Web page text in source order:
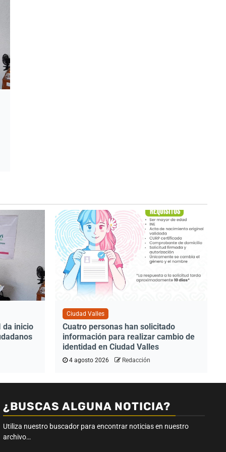
da inicio
Ciudad Valles
Cuatro personas han solicitado
información para realizar cambio de
identidad en Ciudad Valles
4 agosto 2026 Redacción
¿BUSCAS ALGUNA NOTICIA?
Utiliza nuestro buscador para encontrar noticias en nuestro
archivo…